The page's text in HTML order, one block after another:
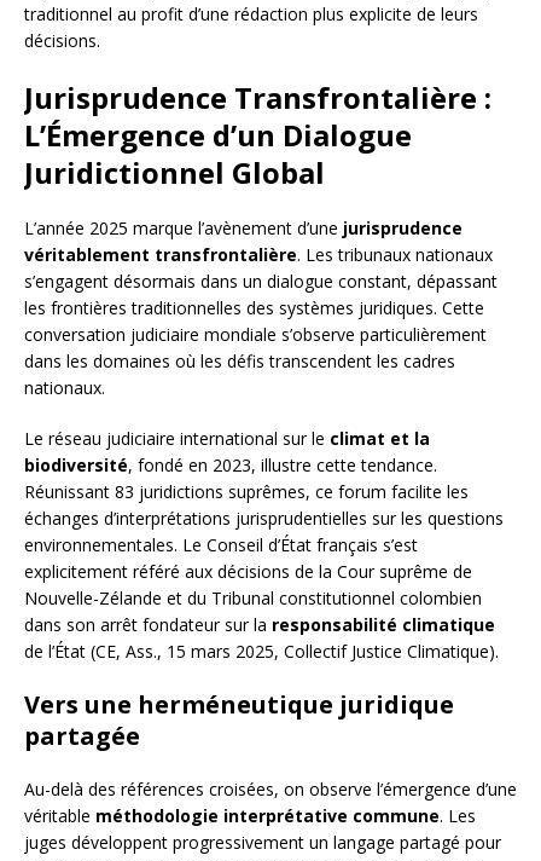
traditionnel au profit d’une rédaction plus explicite de leurs
décisions.
Jurisprudence Transfrontalière :
L’Émergence d’un Dialogue
Juridictionnel Global
L’année 2025 marque l’avènement d’une jurisprudence
véritablement transfrontalière. Les tribunaux nationaux
s’engagent désormais dans un dialogue constant, dépassant
les frontières traditionnelles des systèmes juridiques. Cette
conversation judiciaire mondiale s’observe particulièrement
dans les domaines où les défis transcendent les cadres
nationaux.
Le réseau judiciaire international sur le climat et la
biodiversité, fondé en 2023, illustre cette tendance.
Réunissant 83 juridictions suprêmes, ce forum facilite les
échanges d’interprétations jurisprudentielles sur les questions
environnementales. Le Conseil d’État français s’est
explicitement référé aux décisions de la Cour suprême de
Nouvelle-Zélande et du Tribunal constitutionnel colombien
dans son arrêt fondateur sur la responsabilité climatique
de l’État (CE, Ass., 15 mars 2025, Collectif Justice Climatique).
Vers une herméneutique juridique
partagée
Au-delà des références croisées, on observe l’émergence d’une
véritable méthodologie interprétative commune. Les
juges développent progressivement un langage partagé pour